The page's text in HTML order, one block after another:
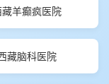
藏羊癫疯医院
藏脑科医院